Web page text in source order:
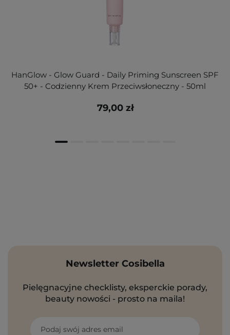
HanGlow - Glow Guard - Daily Priming Sunscreen SPF
50+ - Codzienny Krem Przeciwsłoneczny - 50ml
79,00 zł
Newsletter Cosibella
Pielęgnacyjne checklisty, eksperckie porady,
beauty nowości - prosto na maila!
Podaj swój adres email